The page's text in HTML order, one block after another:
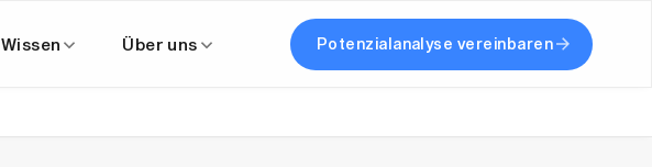
Wissen Über uns Potenzialanalyse vereinbaren